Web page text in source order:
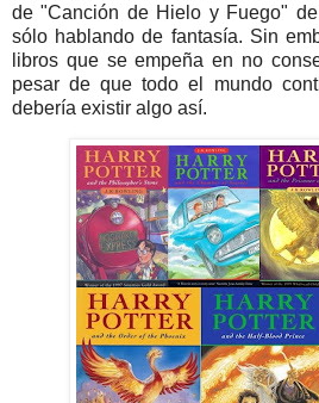
de "Canción de Hielo y Fuego"
sólo hablando de fantasía. Sin
libros que se empeña en no
pesar de que todo el mundo
debería existir algo así.